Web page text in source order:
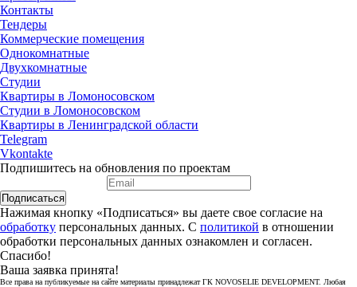
Контакты
Тендеры
Коммерческие помещения
Однокомнатные
Двухкомнатные
Студии
Квартиры в Ломоносовском
Студии в Ломоносовском
Квартиры в Ленинградской области
Telegram
Vkontakte
Подпишитесь на обновления по проектам
Подписаться
Нажимая кнопку «Подписаться» вы даете свое согласие на
обработку персональных данных. С политикой в отношении
обработки персональных данных ознакомлен и согласен.
Спасибо!
Ваша заявка принята!
Все права на публикуемые на сайте материалы принадлежат ГК NOVOSELIE DEVELOPMENT. Любая